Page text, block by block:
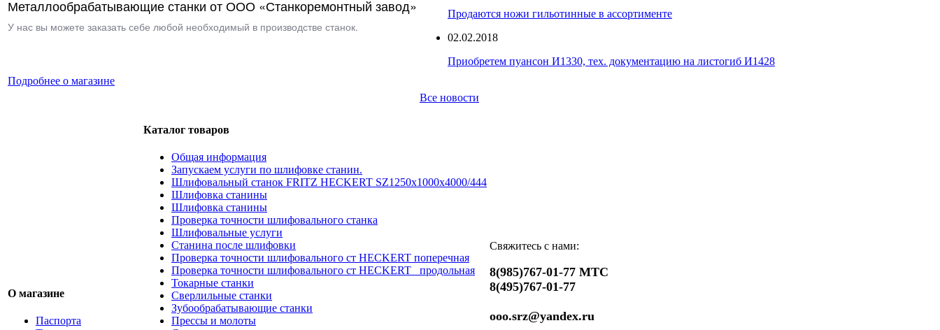
Металлообрабатывающие станки от ООО «Станкоремонтный завод»
У нас вы можете заказать себе любой необходимый в производстве станок.
Подробнее о магазине
Продаются ножи гильотинные в ассортименте
02.02.2018
Приобретем пуансон И1330, тех. документацию на листогиб И1428
Все новости
О магазине
Паспорта
Каталог товаров
Общая информация
Запускаем услуги по шлифовке станин.
Шлифовальный станок FRITZ HECKERT SZ1250x1000x4000/444
Шлифовка станины
Шлифовка станины
Проверка точности шлифовального станка
Шлифовальные услуги
Станина после шлифовки
Проверка точности шлифовального ст HECKERT поперечная
Проверка точности шлифовального ст HECKERT _продольная
Токарные станки
Сверлильные станки
Зубообрабатывающие станки
Прессы и молоты
Свяжитесь с нами:
8(985)767-01-77 МТС
8(495)767-01-77
ooo.srz@yandex.ru